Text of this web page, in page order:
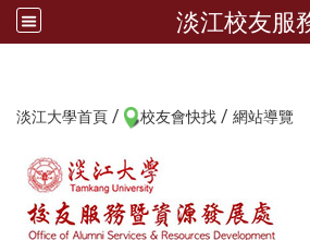
淡江校友服
淡江大學首頁 / 校友會快找 / 網站導覽